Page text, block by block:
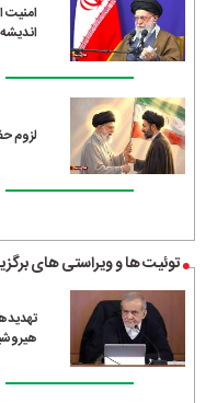
امنیت
لزوم
توئیت ها و ویراستی های